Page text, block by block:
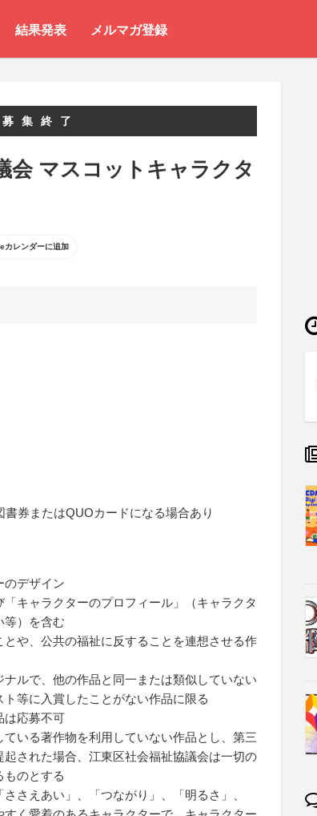
結果発表 メルマガ登録
募集終了
会 マスコットキャラクタ
カレンダーに追加
券またはQUOカードになる場合あり
のデザイン
キャラクターのプロフィール」（キャラクタ
等）を含む
や、公共の福祉に反することを連想させる作
ルで、他の作品と同一または類似していない
等に入賞したことがない作品に限る
は応募不可
いる著作物を利用していない作品とし、第三
された場合、江東区社会福祉協議会は一切の
ものとする
さえあい」、「つながり」、「明るさ」、